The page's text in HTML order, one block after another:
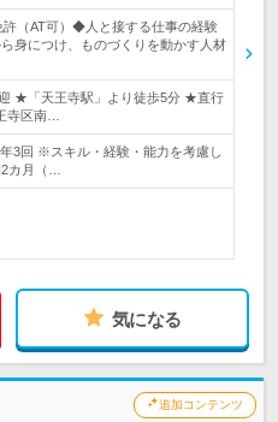
許（AT可）◆人と接する仕事の経験
身につけ、ものづくりを動かす人材
★「天王寺駅」より徒歩5分 ★直行
寺区南…
3回 ※スキル・経験・能力を考慮し
カ月（…
気になる
追加コンテンツ